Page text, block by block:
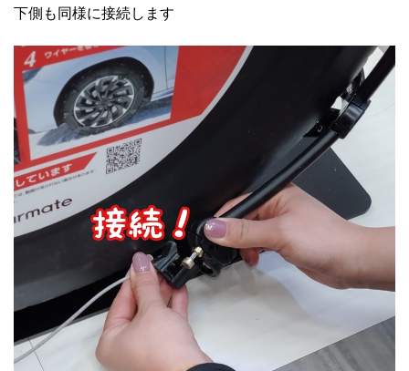
下側も同様に接続します